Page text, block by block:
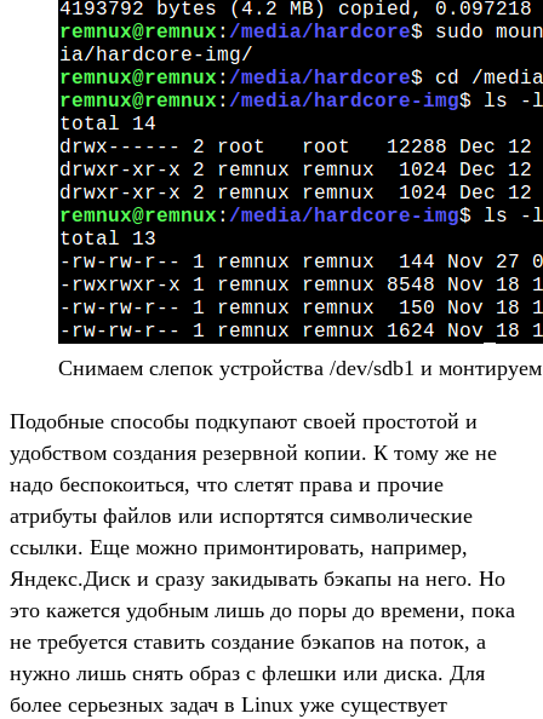
Снимаем слепок устройства /dev/sdb1 и монтируем
Подобные способы подкупают своей простотой и
удобством создания резервной копии. К тому же не
надо беспокоиться, что слетят права и прочие
атрибуты файлов или испортятся символические
ссылки. Еще можно примонтировать, например,
Яндекс.Диск и сразу закидывать бэкапы на него. Но
это кажется удобным лишь до поры до времени, пока
не требуется ставить создание бэкапов на поток, а
нужно лишь снять образ с флешки или диска. Для
более серьезных задач в Linux уже существует